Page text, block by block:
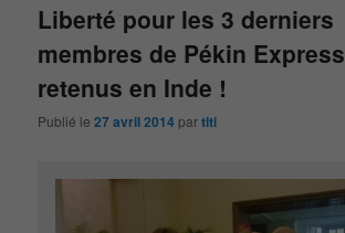
Liberté pour les 3 derniers
membres de Pékin Express
retenus en Inde !
Publié le27 avril 2014 partiti